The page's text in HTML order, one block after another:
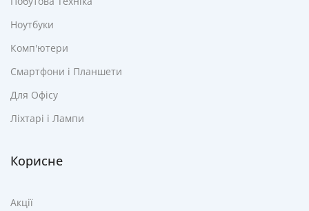
Ноутбуки
Комп'ютери
Смартфони і Планшети
Для Офісу
Ліхтарі і Лампи
Корисне
Акції